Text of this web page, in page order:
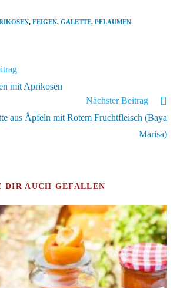
, FEIGEN, GALETTE, PFLAUMEN
mit Aprikosen
Nächster Beitrag
aus Äpfeln mit Rotem Fruchtfleisch (Baya
Marisa)
DIR AUCH GEFALLEN